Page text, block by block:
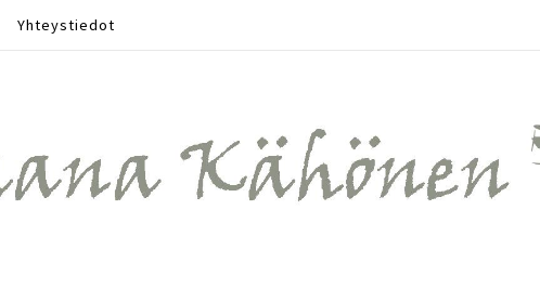
Yhteystiedot